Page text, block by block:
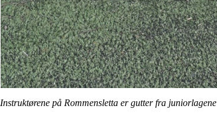
Instruktørene på Rommensletta er gutter fra juniorlagene